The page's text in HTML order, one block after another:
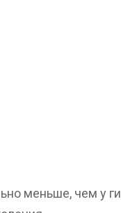
меньше, чем у